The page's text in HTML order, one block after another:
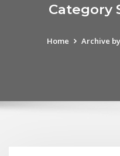
Category
Home Archive